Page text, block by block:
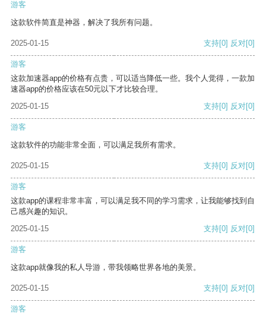
游客
这款软件简直是神器，解决了我所有问题。
2025-01-15 支持[0] 反对[0]
游客
这款加速器app的价格有点贵，可以适当降低一些。我个人觉得，一款加
速器app的价格应该在50元以下才比较合理。
2025-01-15
支持[0] 反对[0]
游客
这款软件的功能非常全面，可以满足我所有需求。
2025-01-15 支持[0] 反对[0]
游客
这款app的课程非常丰富，可以满足我不同的学习需求，让我能够找到自
己感兴趣的知识。
2025-01-15
支持[0] 反对[0]
游客
这款app就像我的私人导游，带我领略世界各地的美景。
2025-01-15 支持[0] 反对[0]
游客